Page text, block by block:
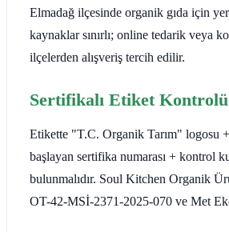
Elmadağ ilçesinde organik gıda için
kaynaklar sınırlı; online tedarik veya
ilçelerden alışveriş tercih edilir.
Sertifikalı Etiket Kontrolü
Etikette "T.C. Organik Tarım" logosu
başlayan sertifika numarası + kontrol
bulunmalıdır. Soul Kitchen Organik
OT-42-MSİ-2371-2025-070 ve Met